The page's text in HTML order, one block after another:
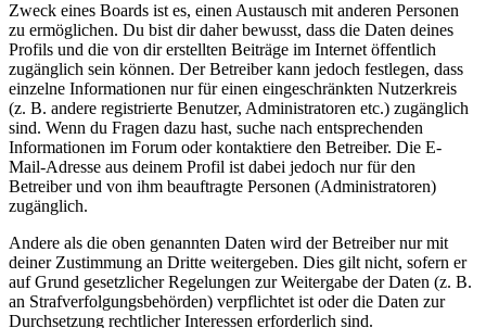
Zweck eines Boards ist es, einen Austausch mit anderen Personen
zu ermöglichen. Du bist dir daher bewusst, dass die Daten deines
Profils und die von dir erstellten Beiträge im Internet öffentlich
zugänglich sein können. Der Betreiber kann jedoch festlegen, dass
einzelne Informationen nur für einen eingeschränkten Nutzerkreis
(z. B. andere registrierte Benutzer, Administratoren etc.) zugänglich
sind. Wenn du Fragen dazu hast, suche nach entsprechenden
Informationen im Forum oder kontaktiere den Betreiber. Die E-
Mail-Adresse aus deinem Profil ist dabei jedoch nur für den
Betreiber und von ihm beauftragte Personen (Administratoren)
zugänglich.
Andere als die oben genannten Daten wird der Betreiber nur mit
deiner Zustimmung an Dritte weitergeben. Dies gilt nicht, sofern er
auf Grund gesetzlicher Regelungen zur Weitergabe der Daten (z. B.
an Strafverfolgungsbehörden) verpflichtet ist oder die Daten zur
Durchsetzung rechtlicher Interessen erforderlich sind.